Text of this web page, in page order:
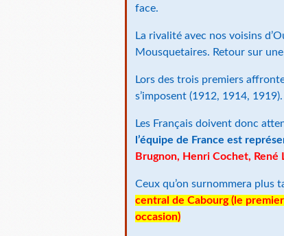
face.
La rivalité avec nos voisins
Mousquetaires. Retour sur
Lors des trois premiers
s’imposent (1912, 1914, 1919).
Les Français doivent donc
l’équipe de France est
Brugnon, Henri Cochet,
Ceux qu’on surnommera plus
central de Cabourg (le
occasion)